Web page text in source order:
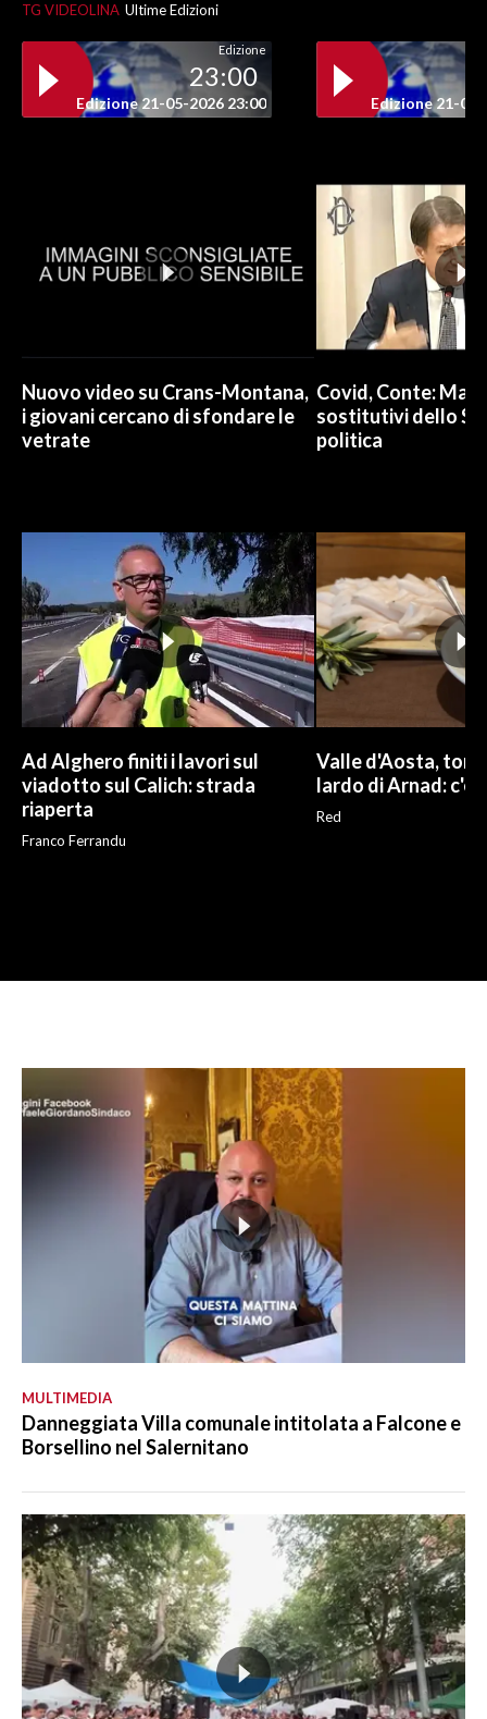
STORE
TG VIDEOLINA Ultime Edizioni
Edizione
23:00
Edizione 21-05-2026 23:00 Edizione 21-05-
Nuovo video su Crans-Montana,
i giovani cercano di sfondare le
vetrate
Covid, Conte: Mai
sostitutivi dello
politica
Ad Alghero finiti i lavori sul
viadotto sul Calich: strada
riaperta
Franco Ferrandu
Valle d'Aosta,
lardo di Arnad: c'è
Red
MULTIMEDIA
Danneggiata Villa comunale intitolata a Falcone e
Borsellino nel Salernitano